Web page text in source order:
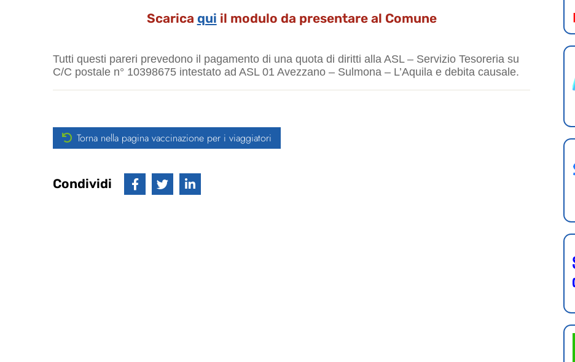
Scarica qui il modulo da presentare al Comune
Tutti questi pareri prevedono il pagamento di una quota di diritti alla ASL – Servizio Tesoreria su
C/C postale n° 10398675 intestato ad ASL 01 Avezzano – Sulmona – L’Aquila e debita causale.
Torna nella pagina vaccinazione per i viaggiatori
Condividi